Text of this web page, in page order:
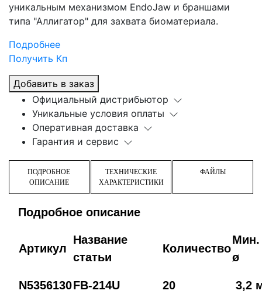
уникальным механизмом EndoJaw и браншами
типа "Аллигатор" для захвата биоматериала.
Подробнее
Получить Кп
Добавить в заказ
Официальный дистрибьютор
Уникальные условия оплаты
Оперативная доставка
Гарантия и сервис
ПОДРОБНОЕ
ОПИСАНИЕ
ТЕХНИЧЕСКИЕ
ХАРАКТЕРИСТИКИ
ФАЙЛЫ
Подробное описание
Артикул
Название
статьи
Количество
Мин.
ø
N5356130FB-214U 20 3,2